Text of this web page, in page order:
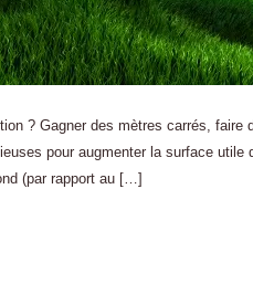
? Gagner des mètres carrés, faire
pour augmenter la surface
(par rapport au […]